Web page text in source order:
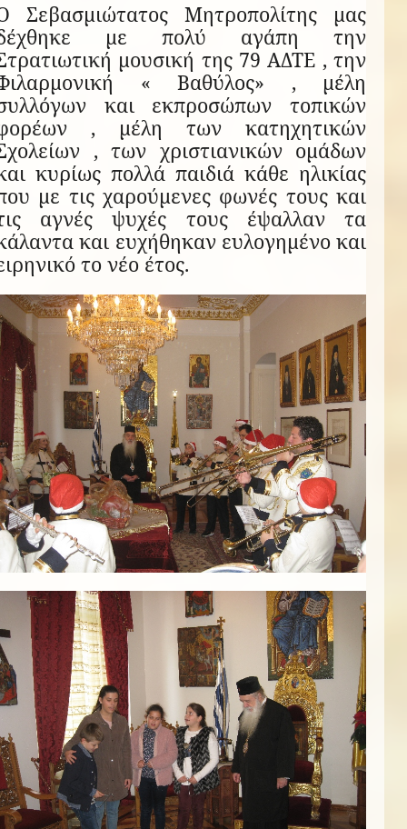
Σεβασμιώτατος Μητροπολίτης μας
με πολύ αγάπη την
μουσική της 79 ΑΔΤΕ , την
« Βαθύλος» , μέλη
και εκπροσώπων τοπικών
, μέλη των κατηχητικών
, των χριστιανικών ομάδων
κυρίως πολλά παιδιά κάθε ηλικίας
με τις χαρούμενες φωνές τους και
αγνές ψυχές τους έψαλλαν τα
και ευχήθηκαν ευλογημένο και
το νέο έτος.